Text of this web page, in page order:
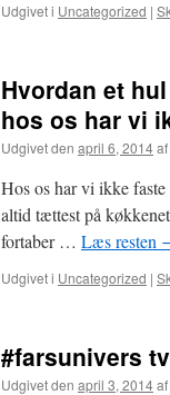
Udgivet i Uncategorized |
Hvordan et
hos os har vi
Udgivet den april 6, 2014af
Hos os har vi ikke
altid tættest på
fortaber … Læs resten
Udgivet i Uncategorized |
#farsunivers
Udgivet den april 3, 2014af